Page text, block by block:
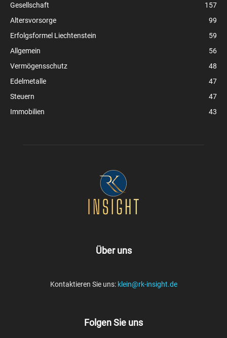
Gesellschaft
157
Altersvorsorge
99
Erfolgsformel Liechtenstein
59
Allgemein
56
Vermögensschutz
48
Edelmetalle
47
Steuern
47
Immobilien
43
Über uns
Kontaktieren Sie uns: klein@rk-insight.de
Folgen Sie uns